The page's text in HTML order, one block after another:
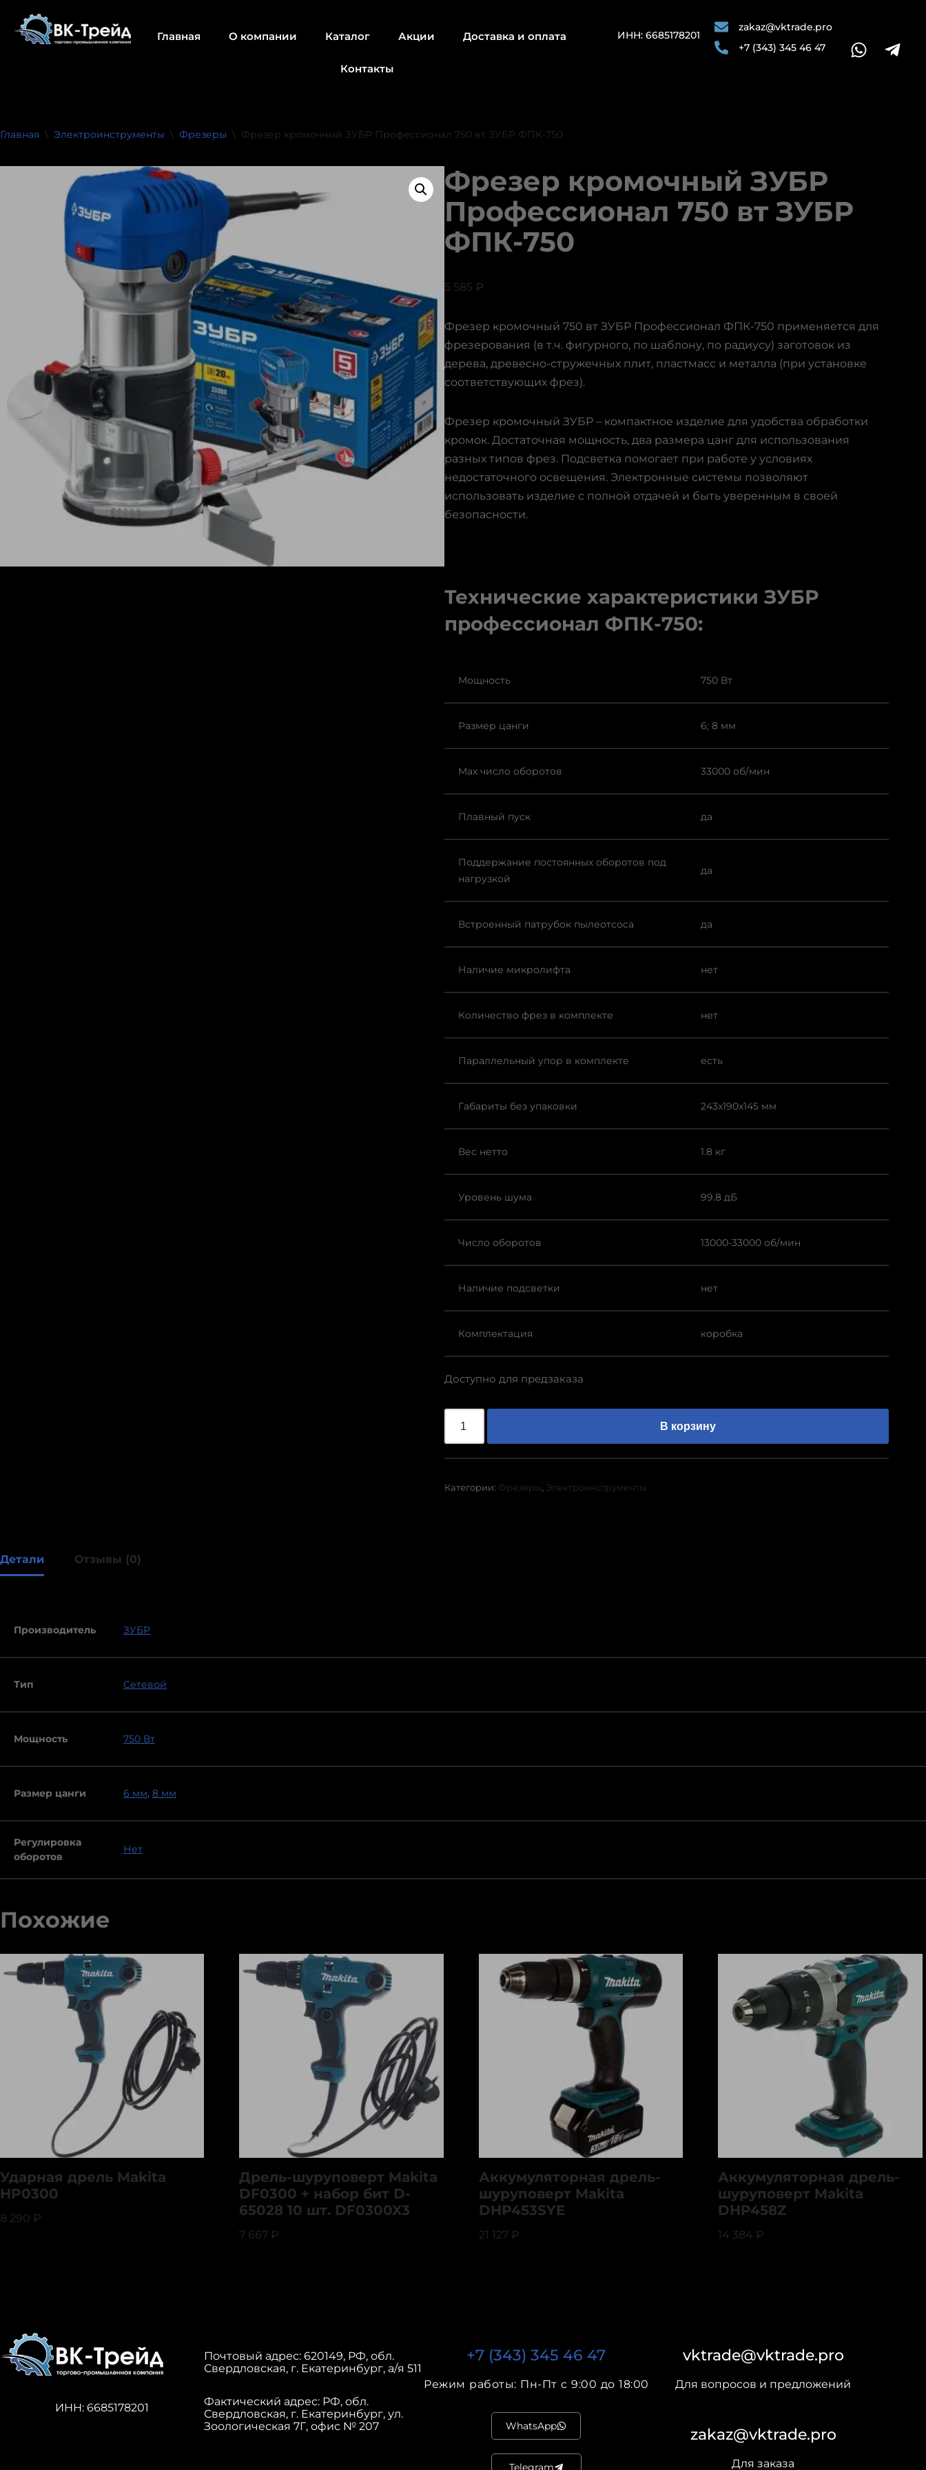
Перейти
Главная О компании Каталог Акции Доставка и оплата
Контакты
ИНН: 6685178201
zakaz@vktrade.pro
+7 (343) 345 46 47
Главная \ Электроинструменты \ Фрезеры \ Фрезер кромочный ЗУБР Профессионал 750 вт ЗУБР ФПК-750
Фрезер кромочный ЗУБР
Профессионал 750 вт ЗУБР
ФПК-750
5 585 ₽
Фрезер кромочный 750 вт ЗУБР Профессионал ФПК-750 применяется для
фрезерования (в т.ч. фигурного, по шаблону, по радиусу) заготовок из
дерева, древесно-стружечных плит, пластмасс и металла (при установке
соответствующих фрез).
Фрезер кромочный ЗУБР – компактное изделие для удобства обработки
кромок. Достаточная мощность, два размера цанг для использования
разных типов фрез. Подсветка помогает при работе у условиях
недостаточного освещения. Электронные системы позволяют
использовать изделие с полной отдачей и быть уверенным в своей
безопасности.
Технические характеристики ЗУБР
профессионал ФПК-750:
Мощность 750 Вт
Размер цанги 6; 8 мм
Max число оборотов 33000 об/мин
Плавный пуск да
Поддержание постоянных оборотов под
нагрузкой
да
Встроенный патрубок пылеотсоса да
Наличие микролифта нет
Количество фрез в комплекте нет
Параллельный упор в комплекте есть
Габариты без упаковки 243x190x145 мм
Вес нетто 1.8 кг
Уровень шума 99.8 дБ
Число оборотов 13000-33000 об/мин
Наличие подсветки нет
Комплектация коробка
Доступно для предзаказа
В корзину
Категории: Фрезеры, Электроинструменты
Детали Отзывы (0)
Производитель ЗУБР
Тип Сетевой
Мощность 750 Вт
Размер цанги 6 мм, 8 мм
Регулировка
оборотов
Нет
Похожие
Ударная дрель Makita
HP0300
8 290 ₽
Дрель-шуруповерт Makita
DF0300 + набор бит D-
65028 10 шт. DF0300X3
7 667 ₽
Аккумуляторная дрель-
шуруповерт Makita
DHP453SYE
21 127 ₽
Аккумуляторная дрель-
шуруповерт Makita
DHP458Z
14 384 ₽
ИНН: 6685178201
Почтовый адрес: 620149, РФ, обл.
Свердловская, г. Екатеринбург, а/я 511
Фактический адрес: РФ, обл.
Свердловская, г. Екатеринбург, ул.
Зоологическая 7Г, офис № 207
+7 (343) 345 46 47
Режим работы: Пн-Пт с 9:00 до 18:00
WhatsApp
Telegram
vktrade@vktrade.pro
Для вопросов и предложений
zakaz@vktrade.pro
Для заказа